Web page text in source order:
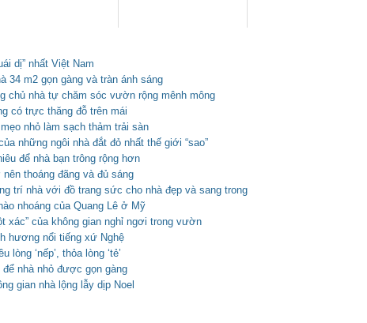
dị” nhất Việt Nam
34 m2 gọn gàng và tràn ánh sáng
chủ nhà tự chăm sóc vườn rộng mênh mông
có trực thăng đỗ trên mái
nhỏ làm sạch thảm trải sàn
những ngôi nhà đắt đỏ nhất thế giới “sao”
để nhà bạn trông rộng hơn
thoáng đãng và đủ sáng
trí nhà với đồ trang sức cho nhà đẹp và sang trong
nhoáng của Quang Lê ở Mỹ
xác” của không gian nghỉ ngơi trong vườn
hương nổi tiếng xứ Nghệ
lòng ‘nếp’, thỏa lòng ‘tẻ’
nhà nhỏ được gọn gàng
gian nhà lộng lẫy dịp Noel